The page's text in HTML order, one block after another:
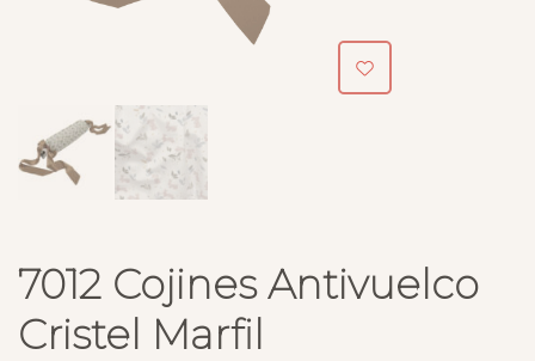
7012 Cojines Antivuelco
Cristel Marfil